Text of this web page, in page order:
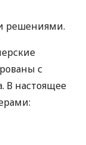
решениями.
с
В настоящее